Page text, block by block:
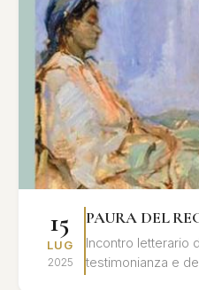
15
LUG
2025
PAURA DEL
Incontro letterario
testimonianza e